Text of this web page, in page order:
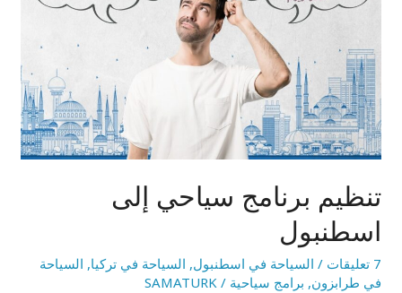
تنظيم برنامج سياحي إلى
اسطنبول
7 تعليقات / السياحة في اسطنبول, السياحة في تركيا, السياحة
في طرابزون, برامج سياحية /
SAMATURK